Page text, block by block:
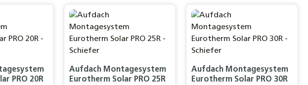
Wert ein oder benutze die Schaltflächen um
Gib den gewünschten Wert ein oder
Produkt Anzahl: Gib den gewünschten
Produkt Anzahl:
PRO 20R
Aufdach Montagesystem
Eurotherm Solar PRO 25R
Aufdach Montagesystem
Eurotherm Solar PRO 30R